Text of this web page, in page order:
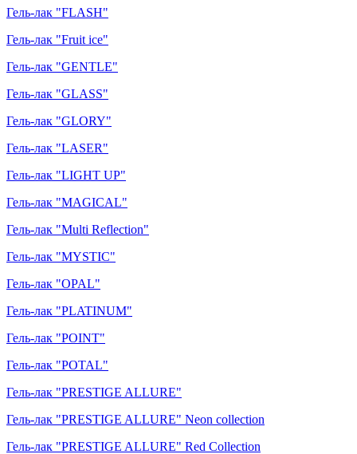
Гель-лак "FLASH"
Гель-лак "Fruit ice"
Гель-лак "GENTLE"
Гель-лак "GLASS"
Гель-лак "GLORY"
Гель-лак "LASER"
Гель-лак "LIGHT UP"
Гель-лак "MAGICAL"
Гель-лак "Multi Reflection"
Гель-лак "MYSTIC"
Гель-лак "OPAL"
Гель-лак "PLATINUM"
Гель-лак "POINT"
Гель-лак "POTAL"
Гель-лак "PRESTIGE ALLURE"
Гель-лак "PRESTIGE ALLURE" Neon collection
Гель-лак "PRESTIGE ALLURE" Red Collection